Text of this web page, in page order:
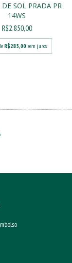
SOL PRADA PR
14WS
R$2.850,00
R$285,00 sem juros